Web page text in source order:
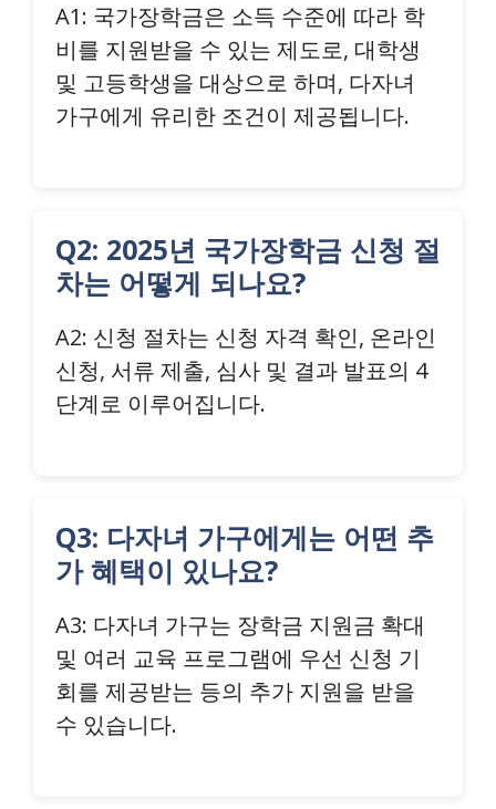
A1: 국가장학금은 소득 수준에 따라 학
비를 지원받을 수 있는 제도로, 대학생
및 고등학생을 대상으로 하며, 다자녀
가구에게 유리한 조건이 제공됩니다.
Q2: 2025년 국가장학금 신청 절
차는 어떻게 되나요?
A2: 신청 절차는 신청 자격 확인, 온라인
신청, 서류 제출, 심사 및 결과 발표의 4
단계로 이루어집니다.
Q3: 다자녀 가구에게는 어떤 추
가 혜택이 있나요?
A3: 다자녀 가구는 장학금 지원금 확대
및 여러 교육 프로그램에 우선 신청 기
회를 제공받는 등의 추가 지원을 받을
수 있습니다.